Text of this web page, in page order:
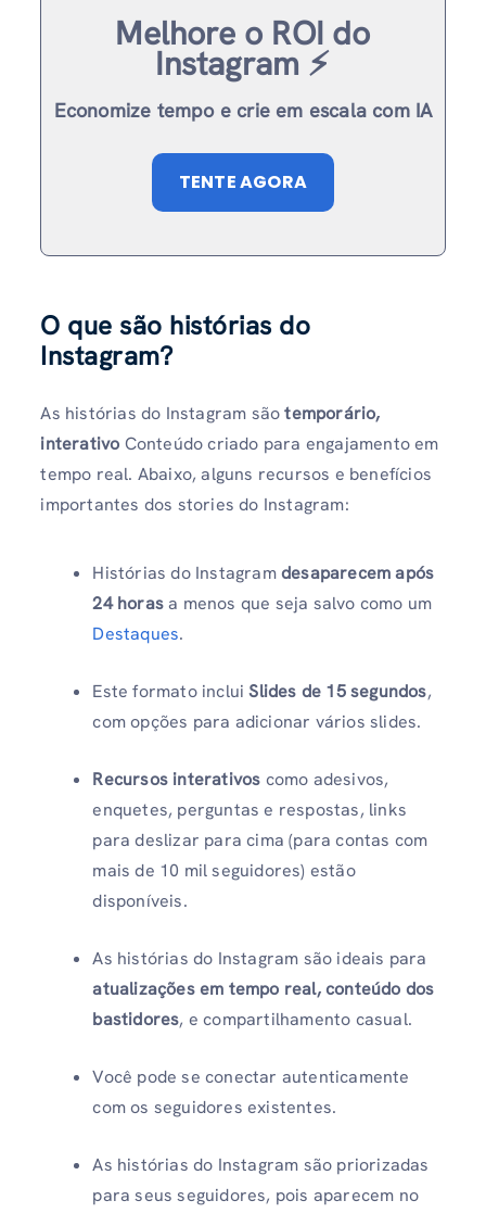
Melhore o ROI do
Instagram ⚡️
Economize tempo e crie em escala com IA
TENTE AGORA
O que são histórias do
Instagram?
As histórias do Instagram sãotemporário,
interativo Conteúdo criado para engajamento em
tempo real. Abaixo, alguns recursos e benefícios
importantes dos stories do Instagram:
Histórias do Instagramdesaparecem após
24 horasa menos que seja salvo como um
Destaques.
Este formato incluiSlides de 15 segundos,
com opções para adicionar vários slides.
Recursos interativos como adesivos,
enquetes, perguntas e respostas, links
para deslizar para cima (para contas com
mais de 10 mil seguidores) estão
disponíveis.
As histórias do Instagram são ideais para
atualizações em tempo real, conteúdo dos
bastidores, e compartilhamento casual.
Você pode se conectar autenticamente
com os seguidores existentes.
As histórias do Instagram são priorizadas
para seus seguidores, pois aparecem no